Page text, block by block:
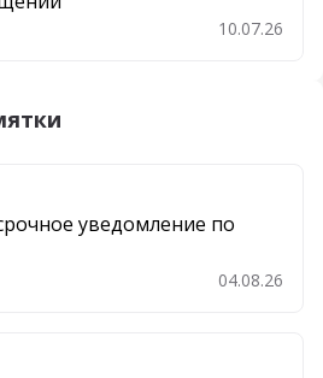
10.07.26
уведомление по
04.08.26